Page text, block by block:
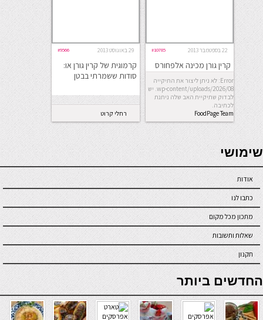
22 בספטמבר 2013 #10785
קרין גורן מכינה אלפחורס
(ללא תוספת סוכר)
Error: לא ניתן ליצור את התיקייה
wp-content/uploads/2026/08. יש
לבדוק שתיקיית האב שלה ניתנת
לכתיבה.
FoodPage Team
29 באוגוסט 2013 #9566
קרמוגית של קרין גורן או:
סודות ששמרתי בבטן
רחלי קרוט
seriöse online casinos österreich
שימושי
אודות
כתבו לנו
מתכון מכל מקום
שאלות ותשובות
תקנון
online casino
החדשים ביותר